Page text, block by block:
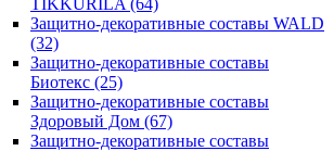
TIKKURILA (64)
Защитно-декоративные составы WALD
(32)
Защитно-декоративные составы
Биотекс (25)
Защитно-декоративные составы
Здоровый Дом (67)
Защитно-декоративные составы